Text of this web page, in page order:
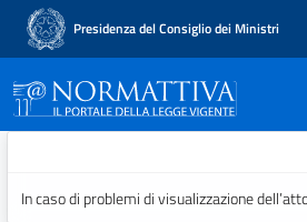
Presidenza del Consiglio dei Ministri
Normattiva - Il
In caso di problemi di visualizzazione